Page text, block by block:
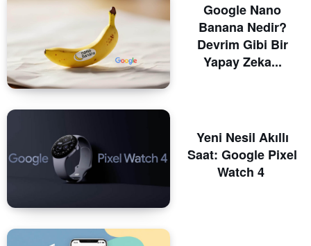
Google Nano
Banana Nedir?
Devrim Gibi Bir
Yapay Zeka...
Yeni Nesil Akıllı
Saat: Google Pixel
Watch 4